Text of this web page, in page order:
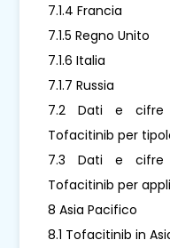
7.1.4 Francia
7.1.5 Regno Unito
7.1.6 Italia
7.1.7 Russia
7.2 Dati e cifre
Tofacitinib per
7.3 Dati e cifre
Tofacitinib per
8 Asia Pacifico
8.1 Tofacitinib in